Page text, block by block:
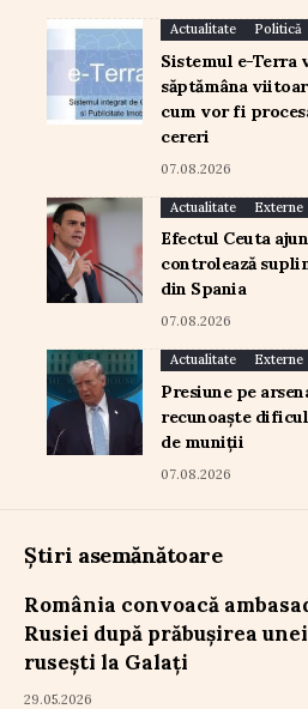
Actualitate Politică
Sistemul e-
săptămâna
cum vor fi
cereri
07.08.2026
Actualitate Externe
Efectul Ceuta
controlează
din Spania
07.08.2026
Actualitate Externe
Presiune pe
recunoaște
de muniții
07.08.2026
Știri asemănătoare
România convoacă
Rusiei după prăbușirea
rusești la Galați
29.05.2026